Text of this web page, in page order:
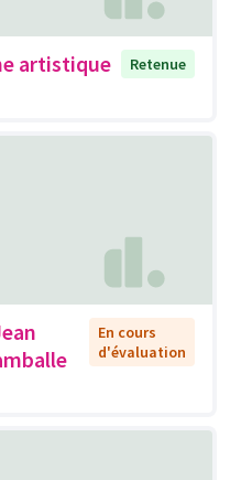
artistique
Retenue
En cours
d'évaluation